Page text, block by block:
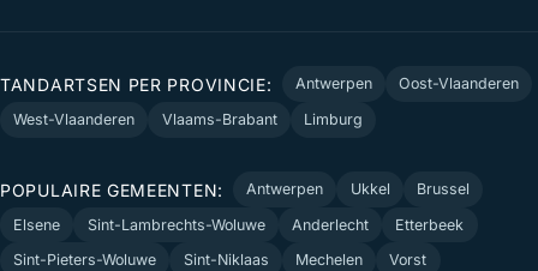
TANDARTSEN PER PROVINCIE: Antwerpen
Oost-Vlaanderen
West-Vlaanderen
Vlaams-Brabant Limburg
POPULAIRE GEMEENTEN: Antwerpen Ukkel
Brussel
Elsene
Sint-Lambrechts-Woluwe Anderlecht
Etterbeek
Sint-Pieters-Woluwe
Sint-Niklaas Mechelen
Vorst